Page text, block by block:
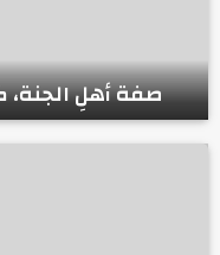
صفة أهلِ